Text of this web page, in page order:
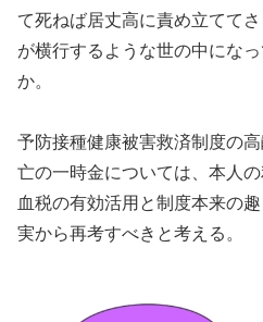
て死ねば居丈高に責め立てて
が横行するような世の中にな
か。
予防接種健康被害救済制度の
亡の一時金については、本人
血税の有効活用と制度本来の
実から再考すべきと考える。